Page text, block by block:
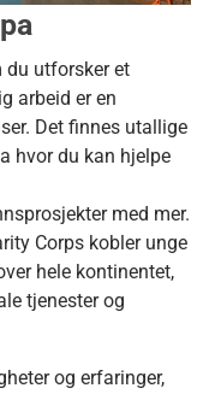
du utforsker et
arbeid er en
Det finnes utallige
hvor du kan hjelpe
med mer.
Corps kobler unge
hele kontinentet,
tjenester og
og erfaringer,